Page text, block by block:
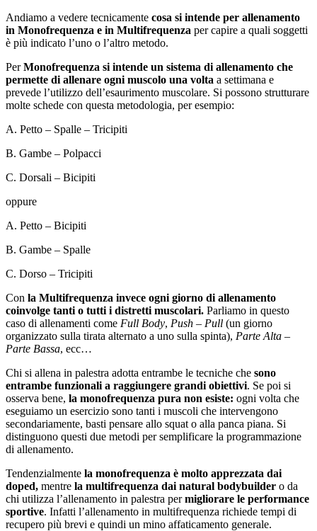
Andiamo a vedere tecnicamente cosa si intende per allenamento
in Monofrequenza e in Multifrequenza per capire a quali soggetti
è più indicato l’uno o l’altro metodo.
PerMonofrequenza si intende un sistema di allenamento che
permette di allenare ogni muscolo una volta a settimana e
prevede l’utilizzo dell’esaurimento muscolare. Si possono strutturare
molte schede con questa metodologia, per esempio:
A. Petto – Spalle – Tricipiti
B. Gambe – Polpacci
C. Dorsali – Bicipiti
oppure
A. Petto – Bicipiti
B. Gambe – Spalle
C. Dorso – Tricipiti
Con la Multifrequenza invece ogni giorno di allenamento
coinvolge tanti o tutti i distretti muscolari. Parliamo in questo
caso di allenamenti come Full Body, Push – Pull (un giorno
organizzato sulla tirata alternato a uno sulla spinta), Parte Alta –
Parte Bassa, ecc…
Chi si allena in palestra adotta entrambe le tecniche che sono
entrambe funzionali a raggiungere grandi obiettivi. Se poi si
osserva bene, la monofrequenza pura non esiste: ogni volta che
eseguiamo un esercizio sono tanti i muscoli che intervengono
secondariamente, basti pensare allo squat o alla panca piana. Si
distinguono questi due metodi per semplificare la programmazione
di allenamento.
Tendenzialmente la monofrequenza è molto apprezzata dai
doped, mentre la multifrequenza dai natural bodybuilder o da
chi utilizza l’allenamento in palestra permigliorare le performance
sportive. Infatti l’allenamento in multifrequenza richiede tempi di
recupero più brevi e quindi un mino affaticamento generale.